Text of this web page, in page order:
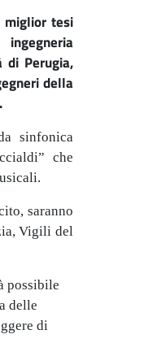
miglior tesi
di Perugia,
della
sinfonica
che
saranno
Vigili del
possibile
delle
di